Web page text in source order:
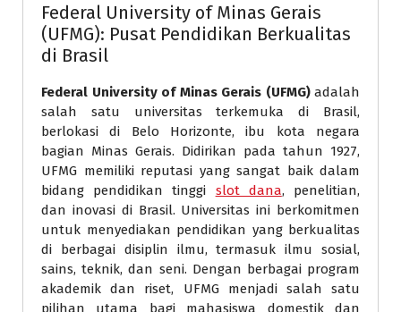
Federal University of Minas Gerais
(UFMG): Pusat Pendidikan Berkualitas
di Brasil
Federal University of Minas Gerais (UFMG)adalah
salah satu universitas terkemuka di Brasil,
berlokasi di Belo Horizonte, ibu kota negara
bagian Minas Gerais. Didirikan pada tahun 1927,
UFMG memiliki reputasi yang sangat baik dalam
bidang pendidikan tinggi slot dana, penelitian,
dan inovasi di Brasil. Universitas ini berkomitmen
untuk menyediakan pendidikan yang berkualitas
di berbagai disiplin ilmu, termasuk ilmu sosial,
sains, teknik, dan seni. Dengan berbagai program
akademik dan riset, UFMG menjadi salah satu
pilihan utama bagi mahasiswa domestik dan